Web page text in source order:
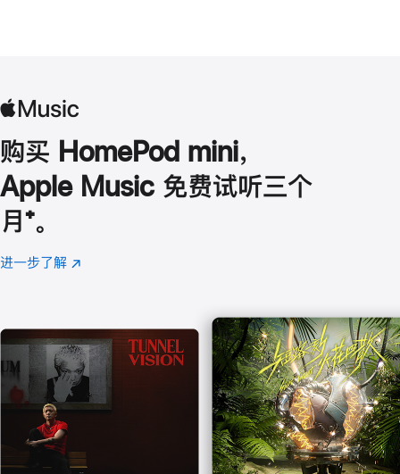
购买 HomePod mini，
Apple Music 免费试听三个
月 脚
注
⁺。
进一步了解 Apple
(在
口
中
打
开)